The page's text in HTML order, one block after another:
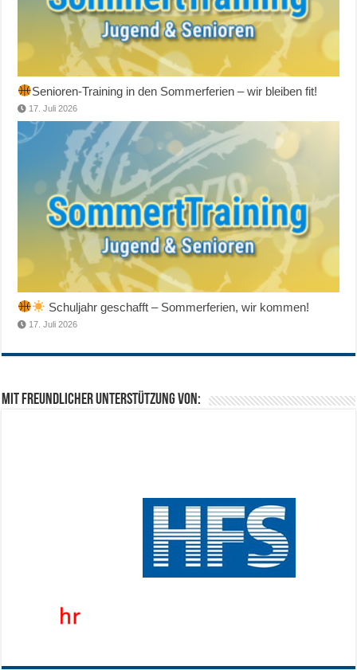
Senioren-Training in den Sommerferien – wir bleiben fit!
17. Juli 2026
Schuljahr geschafft – Sommerferien, wir kommen!
17. Juli 2026
Mit freundlicher Unterstützung von: